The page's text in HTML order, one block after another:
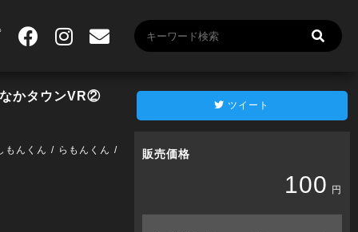
かタウンVR②
もんくん らもんくん
ツイート
販売価格
100 円